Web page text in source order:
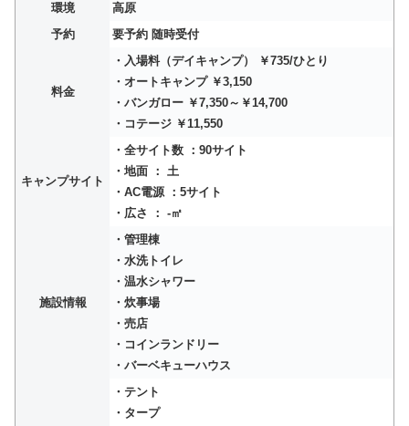
環境
高原
予約
要予約 随時受付
料金
・入場料（デイキャンプ） ￥735/ひとり
・オートキャンプ ￥3,150
・バンガロー ￥7,350～￥14,700
・コテージ ￥11,550
キャンプサイト
・全サイト数 ：90サイト
・地面 ： 土
・AC電源 ：5サイト
・広さ ： -㎡
施設情報
・管理棟
・水洗トイレ
・温水シャワー
・炊事場
・売店
・コインランドリー
・バーベキューハウス
・テント
・タープ